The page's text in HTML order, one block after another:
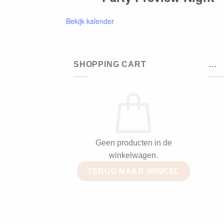
Bekijk kalender
SHOPPING CART
Geen producten in de
winkelwagen.
TERUG NAAR WINKEL
…